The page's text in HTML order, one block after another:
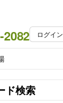
2082 ログイン
ド検索